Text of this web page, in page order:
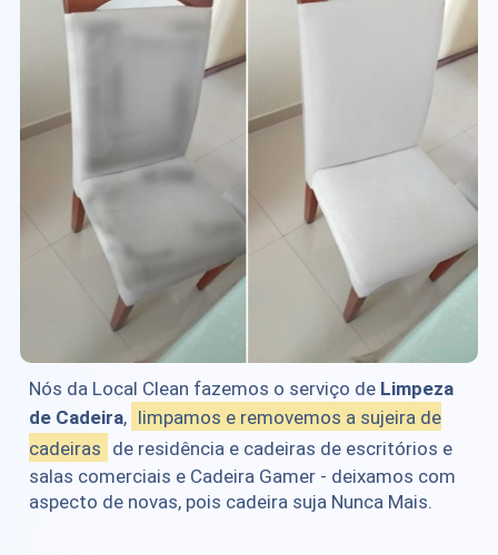
Nós da Local Clean fazemos o serviço de Limpeza
de Cadeira, limpamos e removemos a sujeira de
cadeiras de residência e cadeiras de escritórios e
salas comerciais e Cadeira Gamer - deixamos com
aspecto de novas, pois cadeira suja Nunca Mais.